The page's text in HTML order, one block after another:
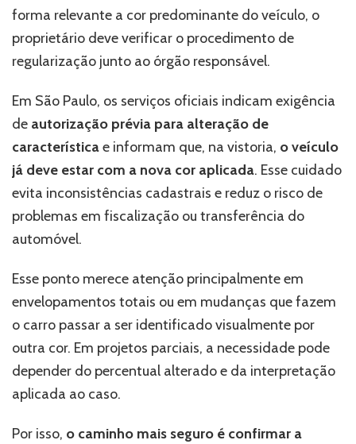
forma relevante a cor predominante do veículo, o
proprietário deve verificar o procedimento de
regularização junto ao órgão responsável.
Em São Paulo, os serviços oficiais indicam exigência
de autorização prévia para alteração de
característicae informam que, na vistoria, o veículo
já deve estar com a nova cor aplicada. Esse cuidado
evita inconsistências cadastrais e reduz o risco de
problemas em fiscalização ou transferência do
automóvel.
Esse ponto merece atenção principalmente em
envelopamentos totais ou em mudanças que fazem
o carro passar a ser identificado visualmente por
outra cor. Em projetos parciais, a necessidade pode
depender do percentual alterado e da interpretação
aplicada ao caso.
Por isso, o caminho mais seguro é confirmar a